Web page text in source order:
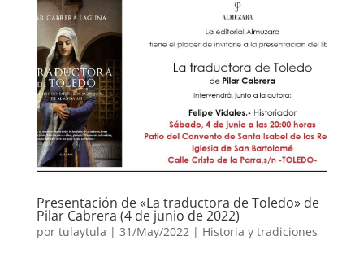
Presentación de «La traductora de Toledo» de
Pilar Cabrera (4 de junio de 2022)
por tulaytula | 31/May/2022 | Historia y tradiciones